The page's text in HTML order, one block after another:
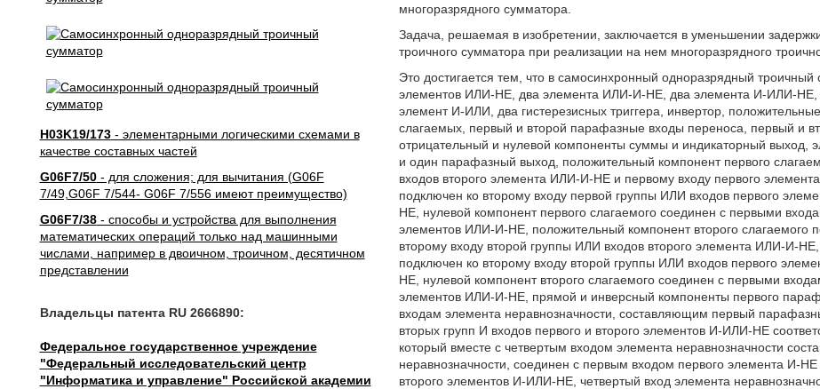
H03K19/173- элементарными логическими схемами в
качестве составных частей
G06F7/50- для сложения; для вычитания (G06F
7/49,G06F 7/544- G06F 7/556 имеют преимущество)
G06F7/38- способы и устройства для выполнения
математических операций только над машинными
числами, например в двоичном, троичном, десятичном
представлении
Владельцы патента RU 2666890:
Федеральное государственное учреждение
"Федеральный исследовательский центр
"Информатика и управление" Российской академии
многоразрядного сумматора.
Задача, решаемая в изобретении, заключается в уменьшении
троичного сумматора при реализации на нем многоразрядного
Это достигается тем, что в самосинхронный одноразрядный
элементов ИЛИ-НЕ, два элемента ИЛИ-И-НЕ, два элемента И-ИЛИ-НЕ,
элемент И-ИЛИ, два гистерезисных триггера, инвертор,
слагаемых, первый и второй парафазные входы переноса, первый и
отрицательный и нулевой компоненты суммы и индикаторный выход,
и один парафазный выход, положительный компонент первого
входов второго элемента ИЛИ-И-НЕ и первому входу первого
подключен ко второму входу первой группы ИЛИ входов первого
НЕ, нулевой компонент первого слагаемого соединен с первыми
элементов ИЛИ-И-НЕ, положительный компонент второго слагаемого
второму входу второй группы ИЛИ входов второго элемента ИЛИ-И-
подключен ко второму входу второй группы ИЛИ входов первого
НЕ, нулевой компонент второго слагаемого соединен с первыми
элементов ИЛИ-И-НЕ, прямой и инверсный компоненты первого
входам элемента неравнозначности, составляющим первый
вторых групп И входов первого и второго элементов И-ИЛИ-НЕ
который вместе с четвертым входом элемента неравнозначности
неравнозначности, соединен с первым входом первого элемента И-
второго элементов И-ИЛИ-НЕ, четвертый вход элемента